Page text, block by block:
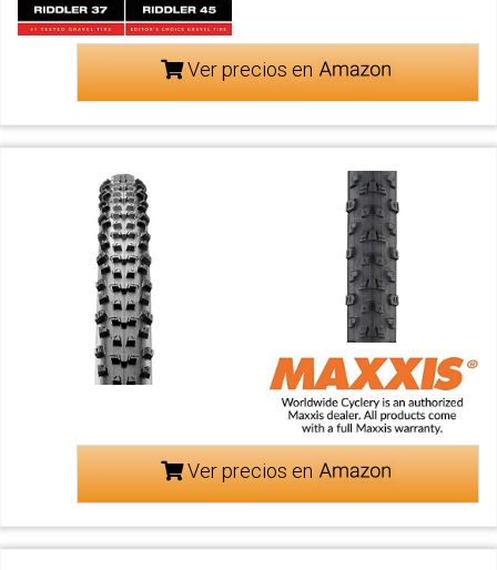
Ver precios en
Ver precios en